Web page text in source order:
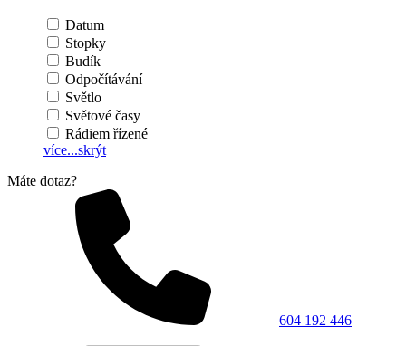
Datum
Stopky
Budík
Odpočítávání
Světlo
Světové časy
Rádiem řízené
více...skrýt
Máte dotaz?
604 192 446